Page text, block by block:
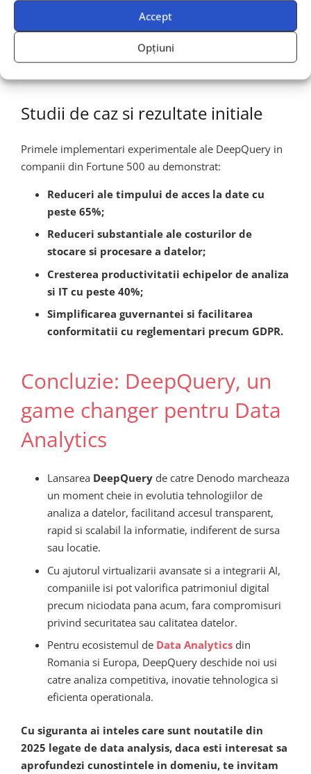
Accept
Opțiuni
Datorita acestor inovatii, companiile capata o
viziune de ansamblu asupra operatiunilor, fiind
capabile sa raspunda rapid provocarilor pietei si
Studii de caz si rezultate initiale
Primele implementari experimentale ale DeepQuery in
companii din Fortune 500 au demonstrat:
Reduceri ale timpului de acces la date cu
peste 65%;
Reduceri substantiale ale costurilor de
stocare si procesare a datelor;
Cresterea productivitatii echipelor de analiza
si IT cu peste 40%;
Simplificarea guvernantei si facilitarea
conformitatii cu reglementari precum GDPR.
Concluzie: DeepQuery, un
game changer pentru Data
Analytics
Lansarea DeepQueryde catre Denodo marcheaza
un moment cheie in evolutia tehnologiilor de
analiza a datelor, facilitand accesul transparent,
rapid si scalabil la informatie, indiferent de sursa
sau locatie.
Cu ajutorul virtualizarii avansate si a integrarii AI,
companiile isi pot valorifica patrimoniul digital
precum niciodata pana acum, fara compromisuri
privind securitatea sau calitatea datelor.
Pentru ecosistemul de Data Analyticsdin
Romania si Europa, DeepQuery deschide noi usi
catre analiza competitiva, inovatie tehnologica si
eficienta operationala.
Cu siguranta ai inteles care sunt noutatile din
2025 legate de data analysis, daca esti interesat sa
aprofundezi cunostintele in domeniu, te invitam